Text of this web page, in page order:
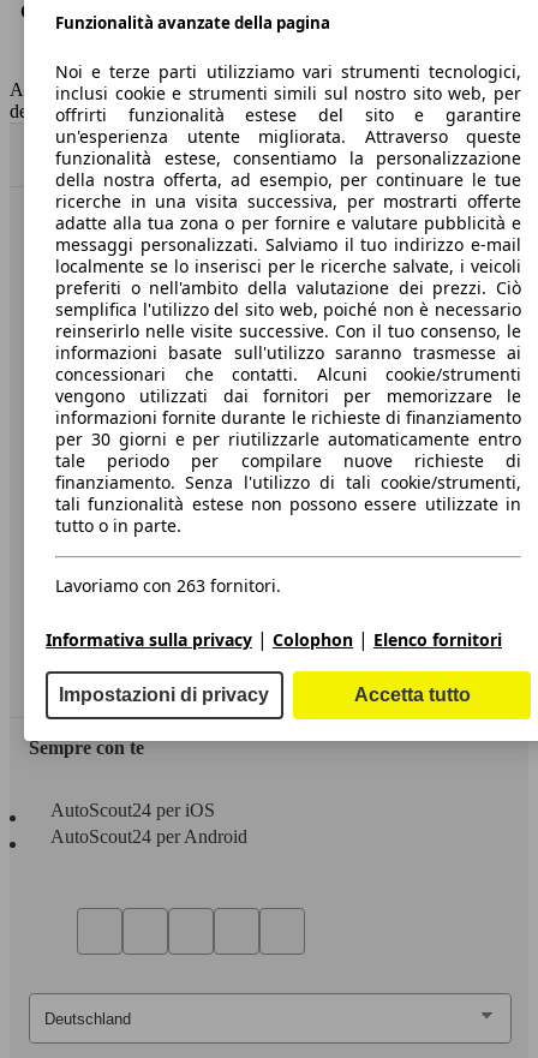
Consumo (combinato)*
6.9 l/100km
Capacità del serbatoio
60 l
AutoScout24 non si assume alcuna responsabilità per la correttezza
dei dati.
Torna su
Benvenuti su AutoScout24, il mercato auto europeo.
Società
A proposito di AutoScout24
Stampa
Media
Condizioni generali
Informazioni
Privacy
Dichiarazione di Accessibilità
Servizi
Area rivenditori
Sempre con te
AutoScout24 per iOS
AutoScout24 per Android
Funzionalità avanzate della pagina
Noi e terze parti utilizziamo vari strumenti tecnologici,
inclusi cookie e strumenti simili sul nostro sito web, per
offrirti funzionalità estese del sito e garantire
un'esperienza utente migliorata. Attraverso queste
funzionalità estese, consentiamo la personalizzazione
della nostra offerta, ad esempio, per continuare le tue
ricerche in una visita successiva, per mostrarti offerte
adatte alla tua zona o per fornire e valutare pubblicità e
messaggi personalizzati. Salviamo il tuo indirizzo e-mail
localmente se lo inserisci per le ricerche salvate, i veicoli
preferiti o nell'ambito della valutazione dei prezzi. Ciò
semplifica l'utilizzo del sito web, poiché non è necessario
reinserirlo nelle visite successive. Con il tuo consenso, le
informazioni basate sull'utilizzo saranno trasmesse ai
concessionari che contatti. Alcuni cookie/strumenti
vengono utilizzati dai fornitori per memorizzare le
informazioni fornite durante le richieste di finanziamento
per 30 giorni e per riutilizzarle automaticamente entro
tale periodo per compilare nuove richieste di
finanziamento. Senza l'utilizzo di tali cookie/strumenti,
tali funzionalità estese non possono essere utilizzate in
tutto o in parte.
Lavoriamo con 263 fornitori.
Informativa sulla privacy | Colophon | Elenco fornitori
Impostazioni di privacy Accetta tutto